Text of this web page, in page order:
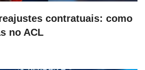
contratuais: como
no ACL